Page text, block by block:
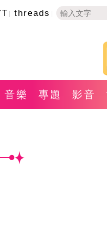
threads
音樂 專題 影音